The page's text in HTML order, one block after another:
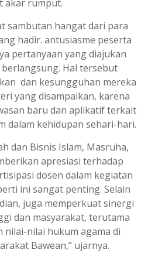
akar rumput.
sambutan hangat dari para
hadir. antusiasme peserta
pertanyaan yang diajukan
berlangsung. Hal tersebut
dan kesungguhan mereka
yang disampaikan, karena
baru dan aplikatif terkait
dalam kehidupan sehari-hari.
dan Bisnis Islam, Masruha,
apresiasi terhadap
dosen dalam kegiatan
ini sangat penting. Selain
juga memperkuat sinergi
dan masyarakat, terutama
nilai-nilai hukum agama di
Bawean,” ujarnya.